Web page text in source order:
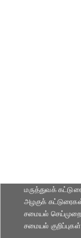
மருத்துவக்
அழகுக்
சமையல் செய்முறை
சமையல் குறிப்புகள்